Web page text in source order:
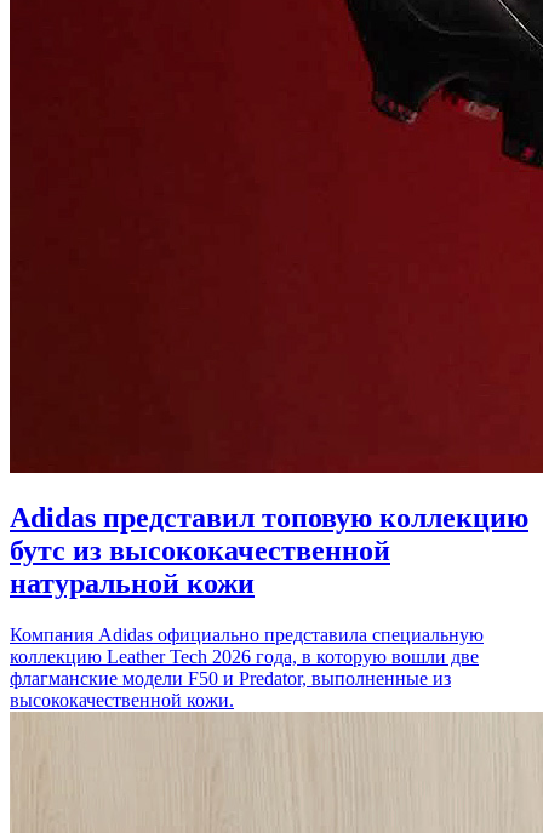
Adidas представил топовую коллекцию
бутс из высококачественной
натуральной кожи
Компания Adidas официально представила специальную
коллекцию Leather Tech 2026 года, в которую вошли две
флагманские модели F50 и Predator, выполненные из
высококачественной кожи.